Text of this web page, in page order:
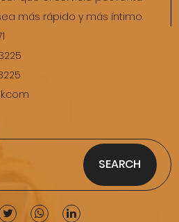
más rápido y más íntimo.